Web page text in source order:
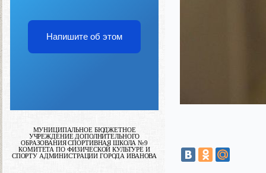
Напишите об этом
МУНИЦИПАЛЬНОЕ БЮДЖЕТНОЕ
УЧРЕЖДЕНИЕ ДОПОЛНИТЕЛЬНОГО
ОБРАЗОВАНИЯ СПОРТИВНАЯ ШКОЛА №9
КОМИТЕТА ПО ФИЗИЧЕСКОЙ КУЛЬТУРЕ И
СПОРТУ АДМИНИСТРАЦИИ ГОРОДА ИВАНОВА